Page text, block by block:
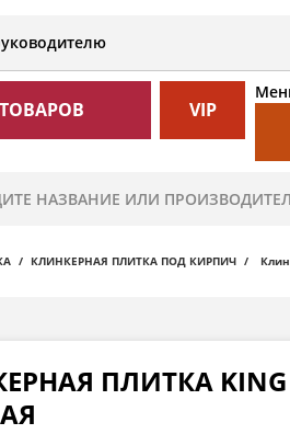
VIP
КЛИНКЕРНАЯ ПЛИТКА ПОД КИРПИЧ
ПЛИТКА